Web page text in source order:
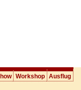
Workshop Ausflug